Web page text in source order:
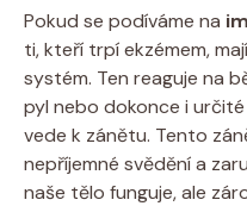
Pokud se podíváme na
ti, ⁣kteří trpí ‍ekzémem,
systém. Ten reaguje na
pyl⁣ nebo dokonce i
vede k zánětu. Tento
nepříjemné svědění a
naše tělo ⁣funguje, ⁤ale